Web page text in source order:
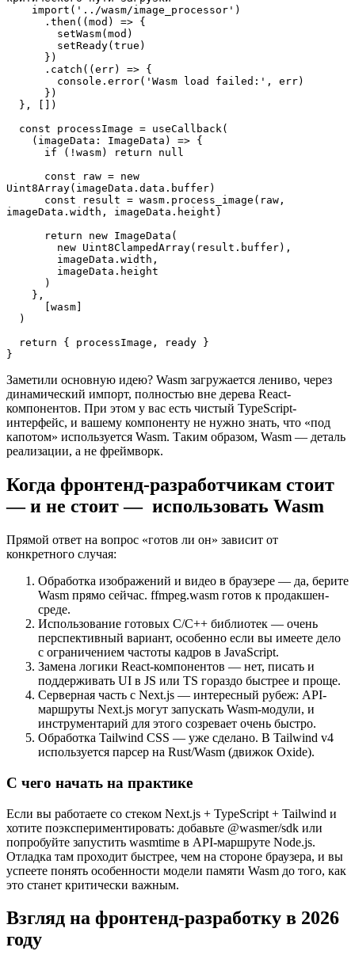
Uint8Array(imageData.data.buffer)
imageData.width, imageData.height)
}
Заметили основную идею? Wasm загружается лениво, через
динамический импорт, полностью вне дерева React-
компонентов. При этом у вас есть чистый TypeScript-
интерфейс, и вашему компоненту не нужно знать, что «под
капотом» используется Wasm. Таким образом, Wasm — деталь
реализации, а не фреймворк.
Когда фронтенд-разработчикам стоит
— и не стоит — использовать Wasm
Прямой ответ на вопрос «готов ли он» зависит от
конкретного случая:
Обработка изображений и видео в браузере — да, берите
Wasm прямо сейчас. ffmpeg.wasm готов к продакшен-
среде.
Использование готовых C/C++ библиотек — очень
перспективный вариант, особенно если вы имеете дело
с ограничением частоты кадров в JavaScript.
Замена логики React-компонентов — нет, писать и
поддерживать UI в JS или TS гораздо быстрее и проще.
Серверная часть с Next.js — интересный рубеж: API-
маршруты Next.js могут запускать Wasm-модули, и
инструментарий для этого созревает очень быстро.
Обработка Tailwind CSS — уже сделано. В Tailwind v4
используется парсер на Rust/Wasm (движок Oxide).
С чего начать на практике
Если вы работаете со стеком Next.js + TypeScript + Tailwind и
хотите поэкспериментировать: добавьте @wasmer/sdk или
попробуйте запустить wasmtime в API-маршруте Node.js.
Отладка там проходит быстрее, чем на стороне браузера, и вы
успеете понять особенности модели памяти Wasm до того, как
это станет критически важным.
Взгляд на фронтенд-разработку в 2026
году